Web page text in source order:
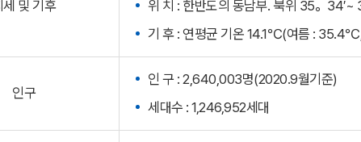
세 및 기후
위 치 : 한반도의 동남부. 북위 35。34′~
기 후 : 연평균 기온 14.1℃(여름 :
인구
인 구 : 2,640,003명(2020.9월기준)
세대수 : 1,246,952세대